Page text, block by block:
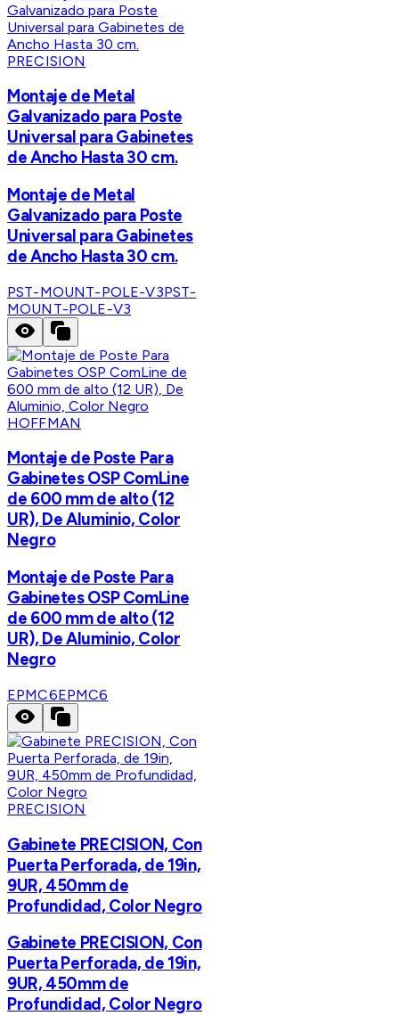
PRECISION
Montaje de Metal
Galvanizado para Poste
Universal para Gabinetes
de Ancho Hasta 30 cm.
Montaje de Metal
Galvanizado para Poste
Universal para Gabinetes
de Ancho Hasta 30 cm.
PST-MOUNT-POLE-V3PST-
MOUNT-POLE-V3
HOFFMAN
Montaje de Poste Para
Gabinetes OSP ComLine
de 600 mm de alto (12
UR), De Aluminio, Color
Negro
Montaje de Poste Para
Gabinetes OSP ComLine
de 600 mm de alto (12
UR), De Aluminio, Color
Negro
EPMC6EPMC6
PRECISION
Gabinete PRECISION, Con
Puerta Perforada, de 19in,
9UR, 450mm de
Profundidad, Color Negro
Gabinete PRECISION, Con
Puerta Perforada, de 19in,
9UR, 450mm de
Profundidad, Color Negro